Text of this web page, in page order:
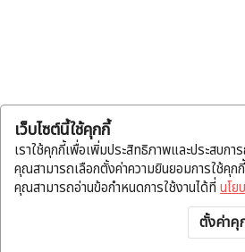
แจ้งโอน
เว็บไซต์นี้ใช้คุกกี้
เราใช้คุกกี้เพื่อเพิ่มประสิทธิภาพและประสบกา
คุณสามารถเลือกตั้งค่าความยินยอมการใช้คุก
คุณสามารถอ่านข้อกำหนดการใช้งานได้ที่ นโย
ตั้งค่าคุ